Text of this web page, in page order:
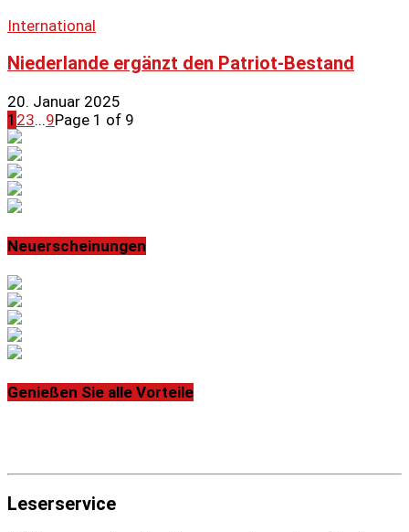
International
Niederlande ergänzt den Patriot-Bestand
20. Januar 2025
1 23...9Page 1 of 9
Neuerscheinungen
Genießen Sie alle Vorteile
Leserservice